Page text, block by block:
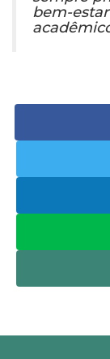
bem-